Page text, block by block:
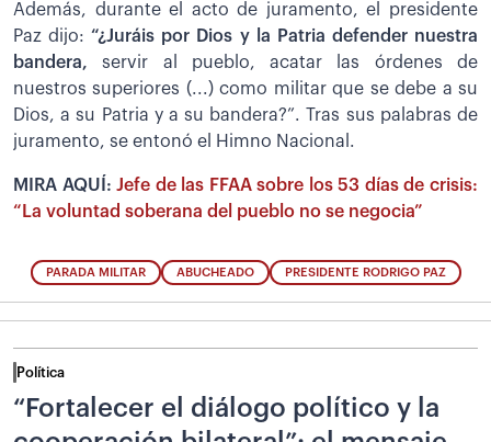
Además, durante el acto de juramento, el presidente
Paz dijo:“¿Juráis por Dios y la Patria defender nuestra
bandera, servir al pueblo, acatar las órdenes de
nuestros superiores (...) como militar que se debe a su
Dios, a su Patria y a su bandera?”. Tras sus palabras de
juramento, se entonó el Himno Nacional.
MIRA AQUÍ:Jefe de las FFAA sobre los 53 días de crisis:
“La voluntad soberana del pueblo no se negocia”
PARADA MILITAR ABUCHEADO PRESIDENTE RODRIGO PAZ
Política
“Fortalecer el diálogo político y la